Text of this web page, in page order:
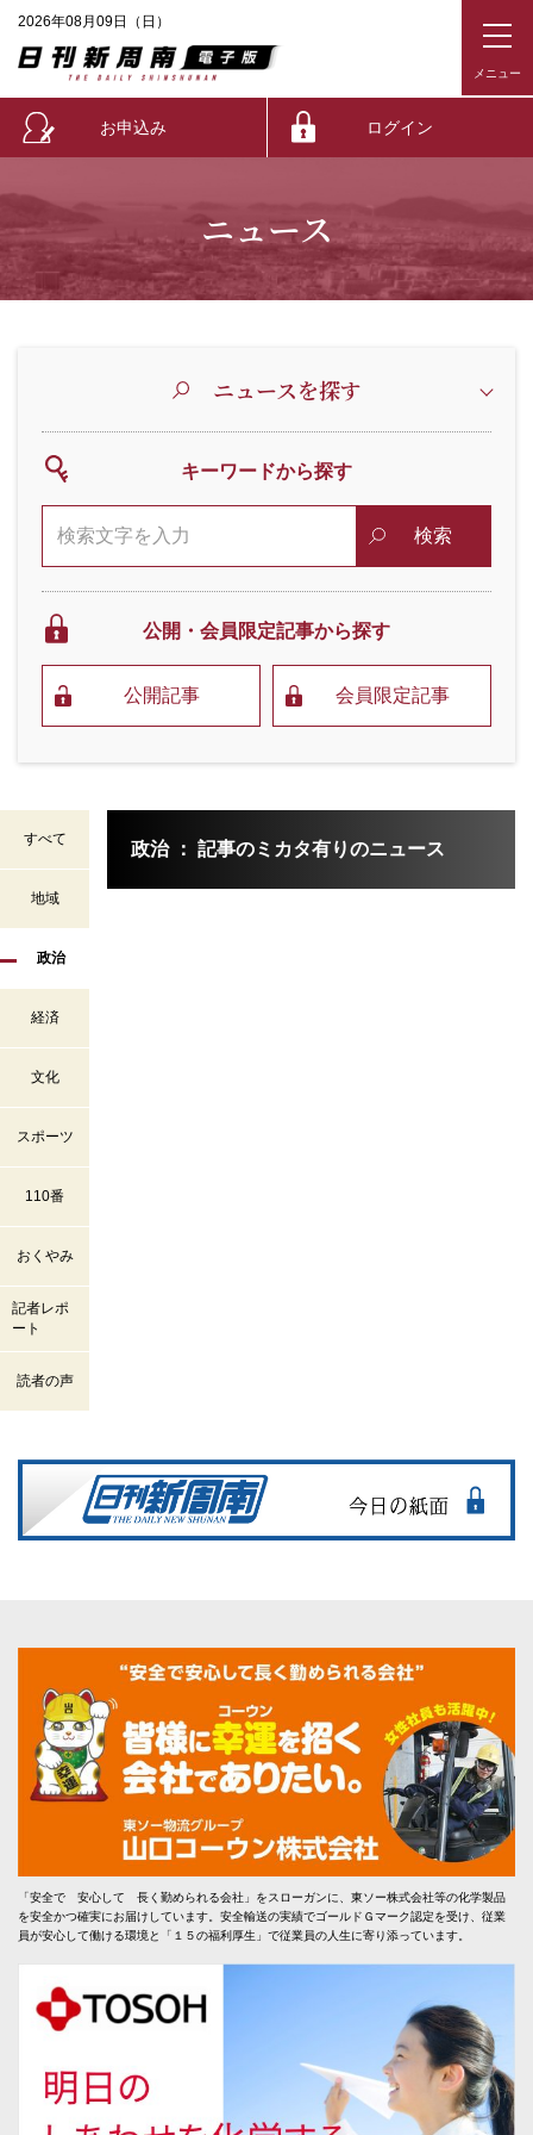
2026年08月09日（日）
お申込み ログイン
ニュース
ニュースを探す
キーワードから探す
検索
公開・会員限定記事から探す
公開記事 会員限定記事
すべて
地域
政治
経済
文化
スポーツ
110番
おくやみ
記者レポ
ート
読者の声
政治 ： 記事のミカタ有りのニュース
「安全で 安心して 長く勤められる会社」をスローガンに、東ソー株式会社等の化学製品
を安全かつ確実にお届けしています。安全輸送の実績でゴールドＧマーク認定を受け、従業
員が安心して働ける環境と「１５の福利厚生」で従業員の人生に寄り添っています。